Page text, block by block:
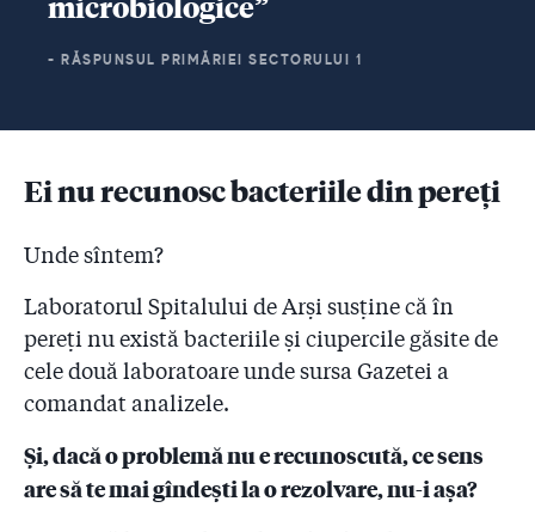
- RĂSPUNSUL PRIMĂRIEI SECTORULUI 1
Ei nu recunosc bacteriile din pereți
Unde sîntem?
Laboratorul Spitalului de Arși susține că în
pereți nu există bacteriile și ciupercile găsite de
cele două laboratoare unde sursa Gazetei a
comandat analizele.
Și, dacă o problemă nu e recunoscută, ce sens
are să te mai gîndești la o rezolvare, nu-i așa?